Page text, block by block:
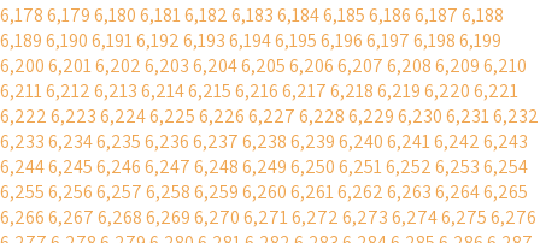
6,1786,1796,1806,1816,1826,1836,1846,1856,1866,1876,188
6,1896,1906,1916,1926,1936,1946,1956,1966,1976,1986,199
6,2006,2016,2026,2036,2046,2056,2066,2076,2086,2096,210
6,2116,2126,2136,2146,2156,2166,2176,2186,2196,2206,221
6,2226,2236,2246,2256,2266,2276,2286,2296,2306,2316,232
6,2336,2346,2356,2366,2376,2386,2396,2406,2416,2426,243
6,2446,2456,2466,2476,2486,2496,2506,2516,2526,2536,254
6,2556,2566,2576,2586,2596,2606,2616,2626,2636,2646,265
6,2666,2676,2686,2696,2706,2716,2726,2736,2746,2756,276